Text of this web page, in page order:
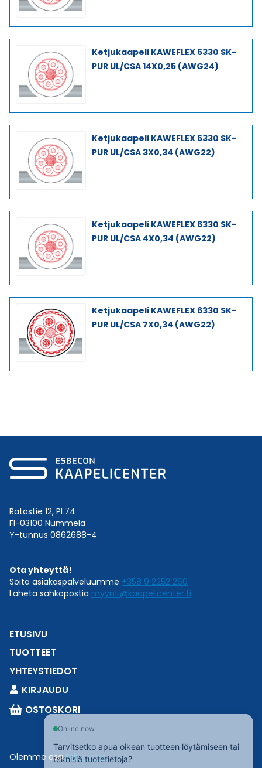
Ketjukaapeli KAWEFLEX 6330 SK-
PUR UL/CSA 14X0,25 (AWG24)
Ketjukaapeli KAWEFLEX 6330 SK-
PUR UL/CSA 3X0,34 (AWG22)
Ketjukaapeli KAWEFLEX 6330 SK-
PUR UL/CSA 4X0,34 (AWG22)
Ketjukaapeli KAWEFLEX 6330 SK-
PUR UL/CSA 7X0,34 (AWG22)
Ratastie 12, PL74
FI-03100 Nummela
Y-tunnus 0862688-4
Ota yhteyttä!
Soita asiakaspalveluumme +358 9 2252 260
Lähetä sähköpostia myynti@kaapelicenter.fi
ETUSIVU
TUOTTEET
YHTEYSTIEDOT
KIRJAUDU
OSTOSKORI
Olemme osaEsbeconia.
Online now
Tarvitsetko apua oikean tuotteen löytämiseen tai
teknisiä tuotetietoja?